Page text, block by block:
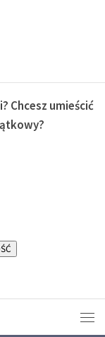
Chcesz umieścić